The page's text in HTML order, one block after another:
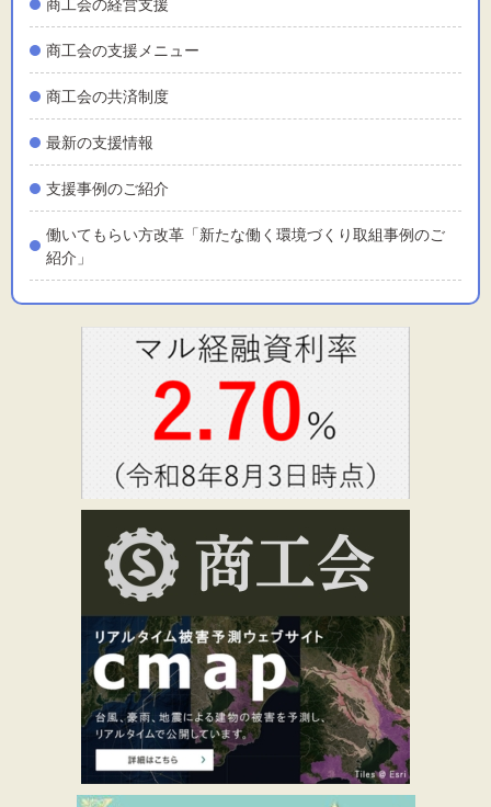
商工会の経営支援
商工会の支援メニュー
商工会の共済制度
最新の支援情報
支援事例のご紹介
働いてもらい方改革「新たな働く環境づくり取組事例のご
紹介」